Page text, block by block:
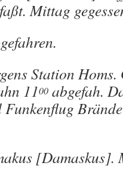
Mittag
Station Homs.
1100 abgefah.
[Damaskus].